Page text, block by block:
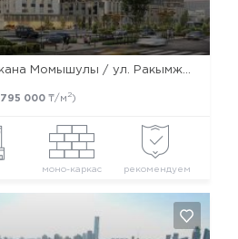
795 000 ₸/м2)
моно-каркас рекомендуем
Да, удалить Отмена